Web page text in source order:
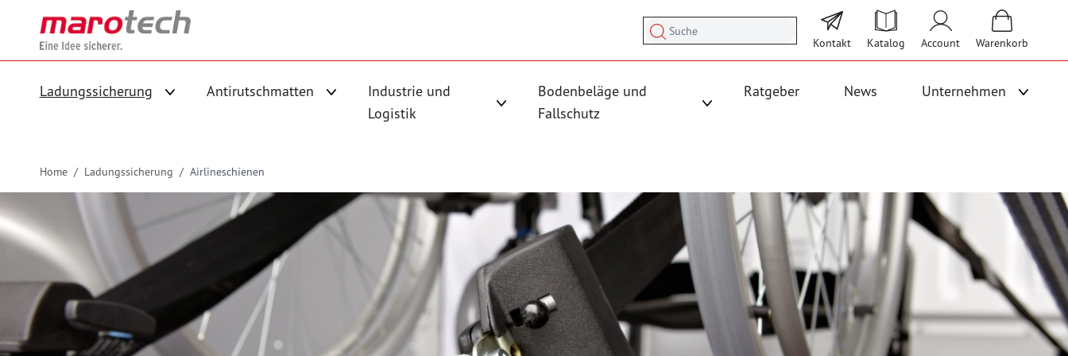
Kontakt Katalog Account Warenkorb
Ladungssicherung Antirutschmatten
Untermenü für Kategorie Antirutschmatten anzeigen
Industrie und
Logistik
Untermenü für Kategorie Industrie und Logistik anzeigen
Bodenbeläge und
Fallschutz
Ratgeber News Unternehmen
Home / Ladungssicherung / Airlineschienen